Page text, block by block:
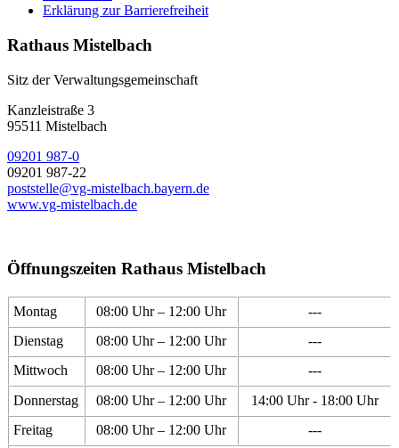
Erklärung zur Barrierefreiheit
Rathaus Mistelbach
Sitz der Verwaltungsgemeinschaft
Kanzleistraße 3
95511 Mistelbach
09201 987-0
09201 987-22
poststelle@vg-mistelbach.bayern.de
www.vg-mistelbach.de
Öffnungszeiten Rathaus Mistelbach
Montag 08:00 Uhr – 12:00 Uhr
---
Dienstag
08:00 Uhr – 12:00 Uhr
---
Mittwoch
08:00 Uhr – 12:00 Uhr
---
Donnerstag
08:00 Uhr – 12:00 Uhr
14:00 Uhr - 18:00 Uhr
Freitag
08:00 Uhr – 12:00 Uhr
---